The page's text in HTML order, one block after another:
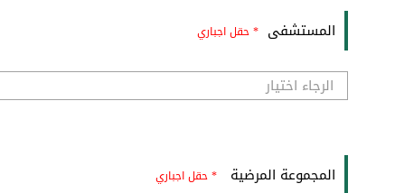
المستشفى * حقل اجباري
المجموعة المرضية * حقل اجباري